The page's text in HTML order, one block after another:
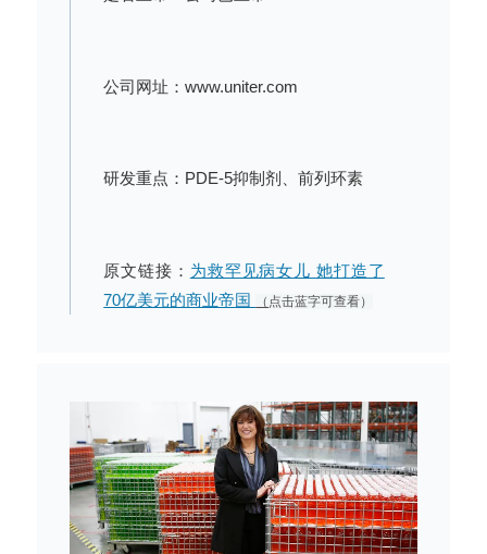
公司网址：www.uniter.com
研发重点：PDE-5抑制剂、前列环素
原文链接： 为救罕见病女儿 她打造了
70亿美元的商业帝国
（ 点击蓝字可查看）